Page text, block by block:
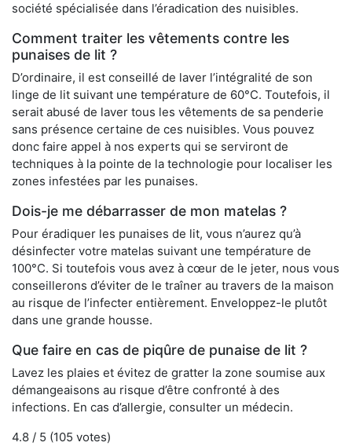
société spécialisée dans l’éradication des nuisibles.
Comment traiter les vêtements contre les
punaises de lit ?
D’ordinaire, il est conseillé de laver l’intégralité de son
linge de lit suivant une température de 60°C. Toutefois, il
serait abusé de laver tous les vêtements de sa penderie
sans présence certaine de ces nuisibles. Vous pouvez
donc faire appel à nos experts qui se serviront de
techniques à la pointe de la technologie pour localiser les
zones infestées par les punaises.
Dois-je me débarrasser de mon matelas ?
Pour éradiquer les punaises de lit, vous n’aurez qu’à
désinfecter votre matelas suivant une température de
100°C. Si toutefois vous avez à cœur de le jeter, nous vous
conseillerons d’éviter de le traîner au travers de la maison
au risque de l’infecter entièrement. Enveloppez-le plutôt
dans une grande housse.
Que faire en cas de piqûre de punaise de lit ?
Lavez les plaies et évitez de gratter la zone soumise aux
démangeaisons au risque d’être confronté à des
infections. En cas d’allergie, consulter un médecin.
4.8 / 5 (105 votes)